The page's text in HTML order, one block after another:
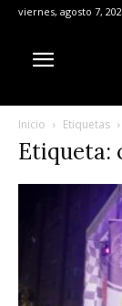
viernes, agosto 7,
Inicio Etiquetas
Etiqueta: